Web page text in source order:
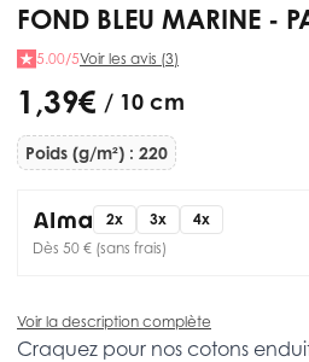
FOND BLEU MARINE -
5.00/5Voir les avis (3)
1,39 € / 10 cm
Poids (g/m²) : 220
2x 3x
4x
Dès 50 € (sans frais)
Voir la description complète
Craquez pour nos cotons